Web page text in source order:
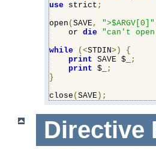
use strict ;
open ( SAVE, ">$ARGV[0]"
    or
die "can't open
while
(<STDIN>)
{
print SAVE $_
;
print $_
;
}
close ( SAVE );
Directive